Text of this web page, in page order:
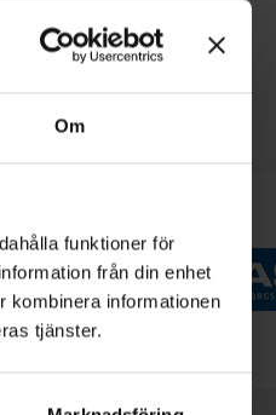
Om
funktioner för
från din enhet
kombinera informationen
tjänster.